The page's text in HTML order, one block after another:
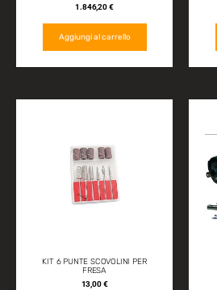
1.846,20€
Aggiungi al carrello
KIT 6 PUNTE SCOVOLINI PER
FRESA
13,00€